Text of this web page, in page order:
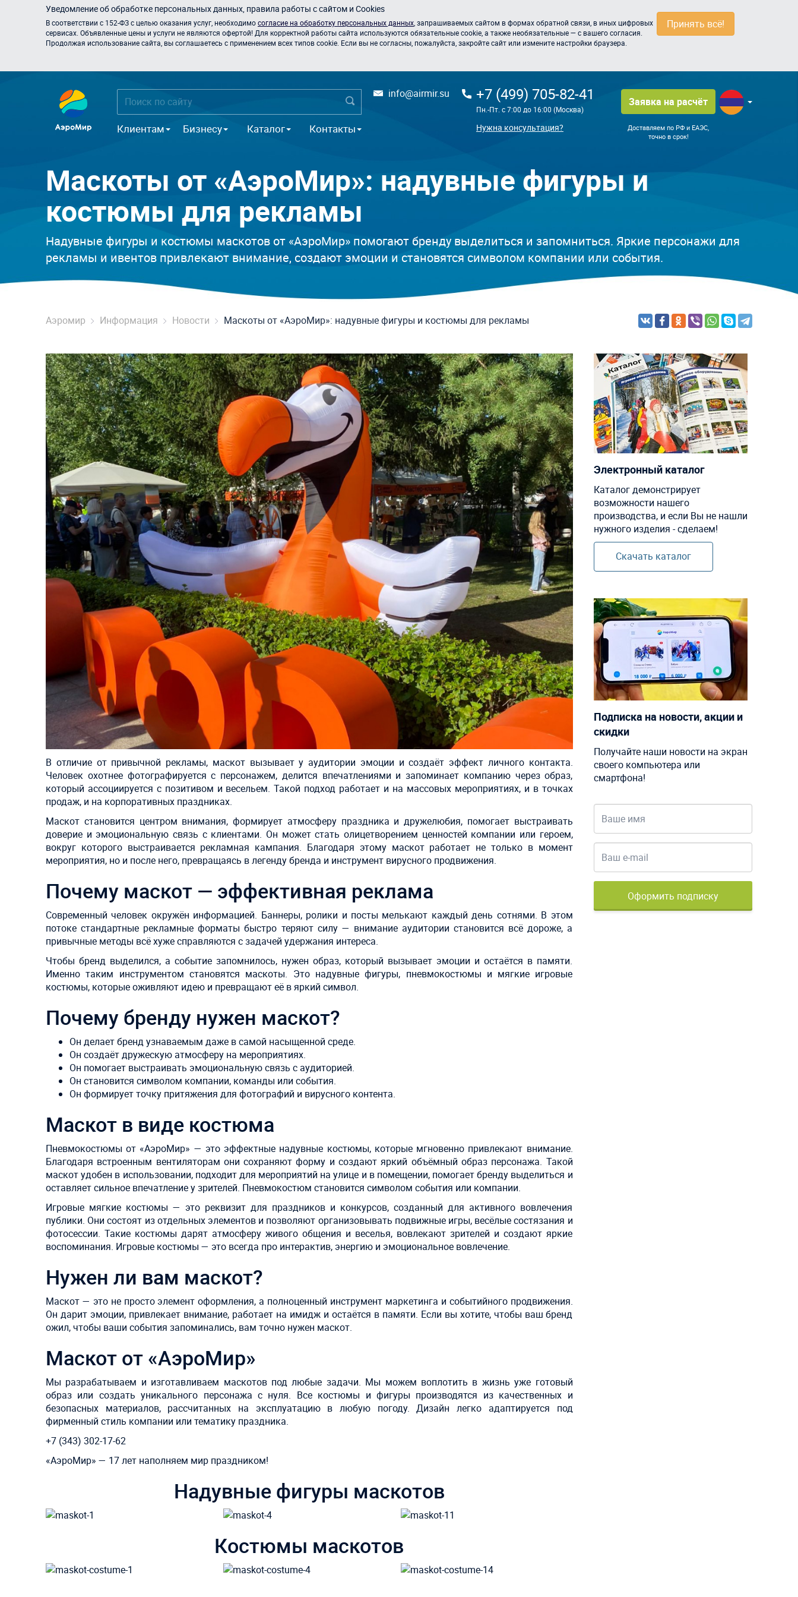
Принять всё!
Уведомление об обработке персональных данных, правила работы с сайтом и Cookies
В соответствии с 152-ФЗ с целью оказания услуг, необходимосогласие на обработку персональных данных , запрашиваемых сайтом в формах обратной связи, в иных цифровых
сервисах. Объявленные цены и услуги не являются офертой! Для корректной работы сайта используются обязательные cookie, а также необязательные — с вашего согласия.
Продолжая использование сайта, вы соглашаетесь с применением всех типов cookie. Если вы не согласны, пожалуйста, закройте сайт или измените настройки браузера.
Клиентам Бизнесу Каталог Контакты
info@airmir.su +7 (499) 705-82-41
Пн.-Пт. с 7:00 до 16:00 (Москва)
Нужна консультация?
Заявка на расчёт
Доставляем по РФ и ЕАЭС,
точно в срок!
Маскоты от «АэроМир»: надувные фигуры и
костюмы для рекламы
Надувные фигуры и костюмы маскотов от «АэроМир» помогают бренду выделиться и запомниться. Яркие персонажи для
рекламы и ивентов привлекают внимание, создают эмоции и становятся символом компании или события.
Аэромир Информация Новости Маскоты от «АэроМир»: надувные фигуры и костюмы для рекламы
В отличие от привычной рекламы, маскот вызывает у аудитории эмоции и создаёт эффект личного контакта.
Человек охотнее фотографируется с персонажем, делится впечатлениями и запоминает компанию через образ,
который ассоциируется с позитивом и весельем. Такой подход работает и на массовых мероприятиях, и в точках
продаж, и на корпоративных праздниках.
Маскот становится центром внимания, формирует атмосферу праздника и дружелюбия, помогает выстраивать
доверие и эмоциональную связь с клиентами. Он может стать олицетворением ценностей компании или героем,
вокруг которого выстраивается рекламная кампания. Благодаря этому маскот работает не только в момент
мероприятия, но и после него, превращаясь в легенду бренда и инструмент вирусного продвижения.
Почему маскот — эффективная реклама
Современный человек окружён информацией. Баннеры, ролики и посты мелькают каждый день сотнями. В этом
потоке стандартные рекламные форматы быстро теряют силу — внимание аудитории становится всё дороже, а
привычные методы всё хуже справляются с задачей удержания интереса.
Чтобы бренд выделился, а событие запомнилось, нужен образ, который вызывает эмоции и остаётся в памяти.
Именно таким инструментом становятся маскоты. Это надувные фигуры, пневмокостюмы и мягкие игровые
костюмы, которые оживляют идею и превращают её в яркий символ.
Почему бренду нужен маскот?
Он делает бренд узнаваемым даже в самой насыщенной среде.
Он создаёт дружескую атмосферу на мероприятиях.
Он помогает выстраивать эмоциональную связь с аудиторией.
Он становится символом компании, команды или события.
Он формирует точку притяжения для фотографий и вирусного контента.
Маскот в виде костюма
Пневмокостюмы от «АэроМир» — это эффектные надувные костюмы, которые мгновенно привлекают внимание.
Благодаря встроенным вентиляторам они сохраняют форму и создают яркий объёмный образ персонажа. Такой
маскот удобен в использовании, подходит для мероприятий на улице и в помещении, помогает бренду выделиться и
оставляет сильное впечатление у зрителей. Пневмокостюм становится символом события или компании.
Игровые мягкие костюмы — это реквизит для праздников и конкурсов, созданный для активного вовлечения
публики. Они состоят из отдельных элементов и позволяют организовывать подвижные игры, весёлые состязания и
фотосессии. Такие костюмы дарят атмосферу живого общения и веселья, вовлекают зрителей и создают яркие
воспоминания. Игровые костюмы — это всегда про интерактив, энергию и эмоциональное вовлечение.
Нужен ли вам маскот?
Маскот — это не просто элемент оформления, а полноценный инструмент маркетинга и событийного продвижения.
Он дарит эмоции, привлекает внимание, работает на имидж и остаётся в памяти. Если вы хотите, чтобы ваш бренд
ожил, чтобы ваши события запоминались, вам точно нужен маскот.
Маскот от «АэроМир»
Мы разрабатываем и изготавливаем маскотов под любые задачи. Мы можем воплотить в жизнь уже готовый
образ или создать уникального персонажа с нуля. Все костюмы и фигуры производятся из качественных и
безопасных материалов, рассчитанных на эксплуатацию в любую погоду. Дизайн легко адаптируется под
фирменный стиль компании или тематику праздника.
+7 (343) 302-17-62
«АэроМир» — 17 лет наполняем мир праздником!
Надувные фигуры маскотов
Костюмы маскотов
Электронный каталог
Каталог демонстрирует
возможности нашего
производства, и если Вы не нашли
нужного изделия - сделаем!
Скачать каталог
Подписка на новости, акции и
скидки
Получайте наши новости на экран
своего компьютера или
смартфона!
Оформить подписку